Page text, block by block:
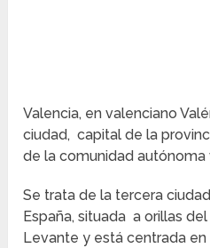
Valencia, en valenciano
ciudad, capital de la
de la comunidad autónoma
Se trata de la tercera
España, situada a orillas
Levante y está centrada